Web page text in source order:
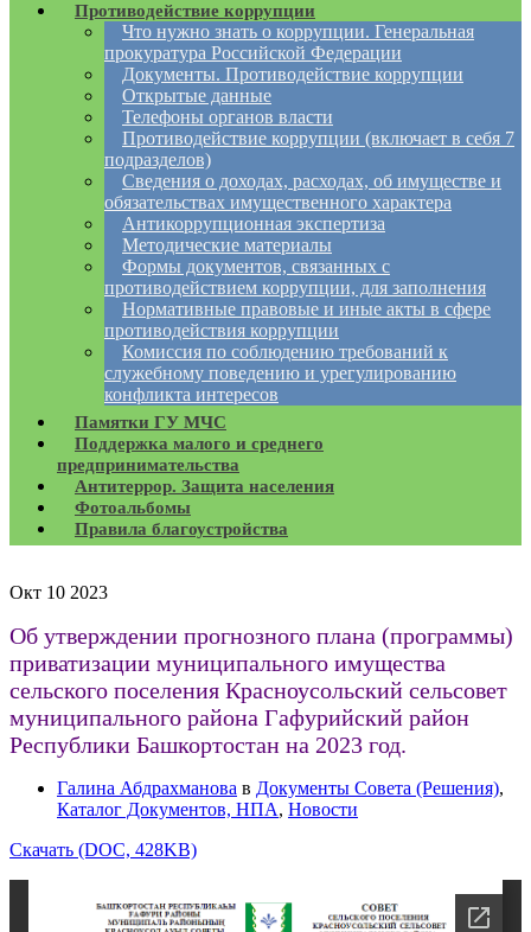
Противодействие коррупции
Что нужно знать о коррупции. Генеральная
прокуратура Российской Федерации
Документы. Противодействие коррупции
Открытые данные
Телефоны органов власти
Противодействие коррупции (включает в себя 7
подразделов)
Сведения о доходах, расходах, об имуществе и
обязательствах имущественного характера
Антикоррупционная экспертиза
Методические материалы
Формы документов, связанных с
противодействием коррупции, для заполнения
Нормативные правовые и иные акты в сфере
противодействия коррупции
Комиссия по соблюдению требований к
служебному поведению и урегулированию
конфликта интересов
Памятки ГУ МЧС
Поддержка малого и среднего
предпринимательства
Антитеррор. Защита населения
Фотоальбомы
Правила благоустройства
Окт 10 2023
Об утверждении прогнозного плана (программы)
приватизации муниципального имущества
сельского поселения Красноусольский сельсовет
муниципального района Гафурийский район
Республики Башкортостан на 2023 год.
Галина Абдрахманова в Документы Совета (Решения),
Каталог Документов, НПА, Новости
Скачать (DOC, 428KB)